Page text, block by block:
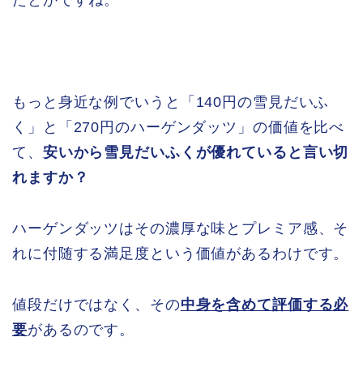
もっと身近な例でいうと「140円の雪見だいふ
く」と「270円のハーゲンダッツ」の価値を比べ
て、 安いから雪見だいふくが優れていると言い切
れますか？
ハーゲンダッツはその濃厚な味とプレミア感、そ
れに付随する満足度という価値があるわけです。
値段だけではなく、その中身を含めて評価する必
要があるのです。